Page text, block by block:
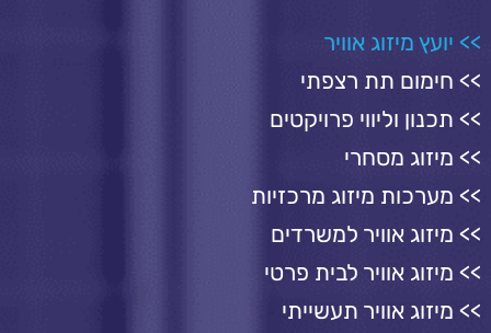
יועץ מיזוג אוויר
חימום תת רצפתי
תכנון וליווי פרויקטים
מיזוג מסחרי
מערכות מיזוג מרכזיות
מיזוג אוויר למשרדים
מיזוג אוויר לבית פרטי
מיזוג אוויר תעשייתי